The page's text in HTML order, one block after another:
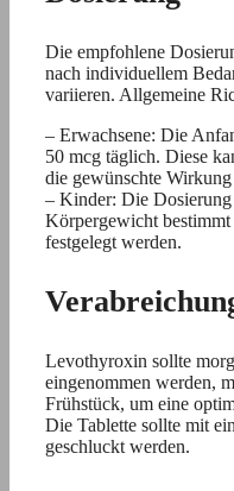
Die empfohlene
nach individuellem
variieren. Allgemeine
– Erwachsene: Die
50 mcg täglich. Diese
die gewünschte
– Kinder: Die
Körpergewicht
festgelegt werden.
Levothyroxin sollte
eingenommen werden,
Frühstück, um eine
Die Tablette sollte mit
geschluckt werden.